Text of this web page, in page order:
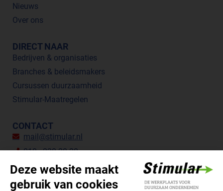
Nieuws
Over ons
DIRECT NAAR
Bedrijven & organisaties
Branches & beleidsmakers
Cursussen duurzaamheid
Stimular-Maatregelen
CONTACT
mail@stimular.nl
010 - 238 28 28
Botersloot 177, 3011 HE Rotterdam